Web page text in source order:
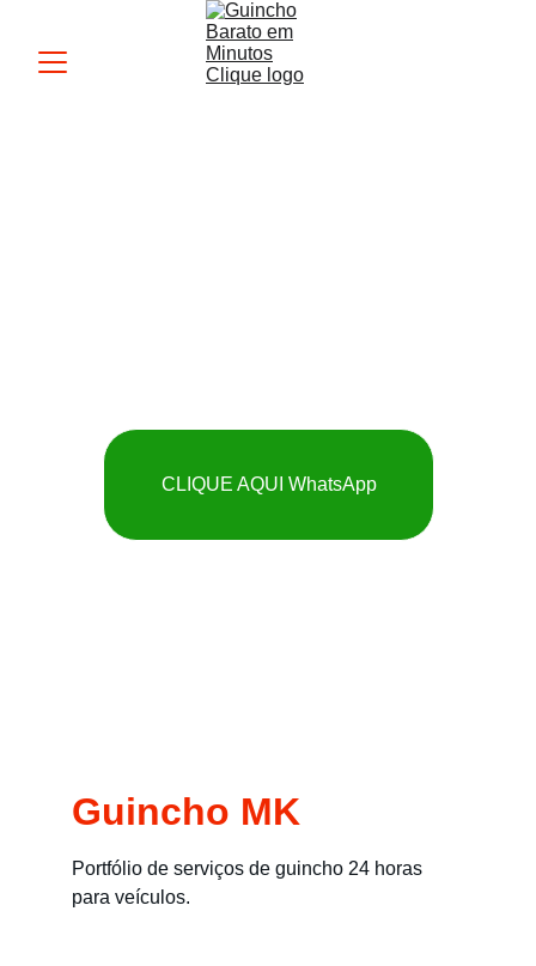
CLIQUE AQUI WhatsApp
Guincho MK
Portfólio de serviços de guincho 24 horas
para veículos.